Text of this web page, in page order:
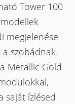
Tower 100
megjelenése
szobádnak.
Metallic Gold
saját ízlésed